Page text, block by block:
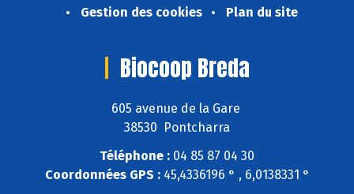
Gestion des cookies
Plan du site
Biocoop Breda
605 avenue de la Gare
38530 Pontcharra
Téléphone : 04 85 87 04 30
Coordonnées GPS :45,4336196 ° , 6,0138331 °